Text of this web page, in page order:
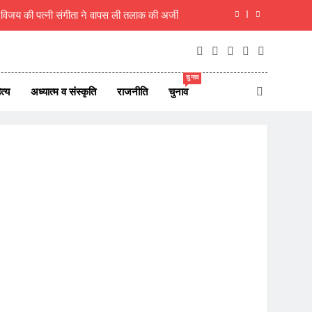
शिक्षक ही राष्ट्र का असली निर्माता- रचना गुप्ता
अध्यात्म व संस्कृति राजनीति चुनाव
चुनाव